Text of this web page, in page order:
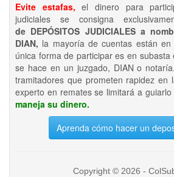
Evite estafas, el dinero para
judiciales se consigna
de DEPÓSITOS JUDICIALES a
DIAN, la mayoría de cuentas están
única forma de participar es en
se hace en un juzgado, DIAN o
tramitadores que prometen rapidez en
experto en remates se limitará a
maneja su dinero.
Aprenda cómo hacer un
Copyright © 2026 -